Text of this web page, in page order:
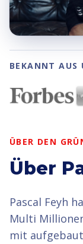
BEKANNT AUS
ÜBER DEN
Über
Pascal Feyh
Multi
mit